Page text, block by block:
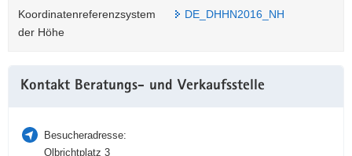
Koordinatenreferenzsystem
der Höhe
DE_DHHN2016_NH
Information
Kontakt Beratungs- und Verkaufsstelle
Besucheradresse:
Olbrichtplatz 3